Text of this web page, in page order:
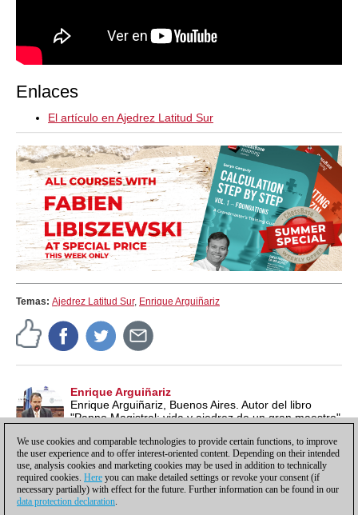
Enlaces
El artículo en Ajedrez Latitud Sur
Temas: Ajedrez Latitud Sur, Enrique Arguiñariz
Enrique Arguiñariz
Enrique Arguiñariz, Buenos Aires. Autor del libro
"Panno Magistral: vida y ajedrez de un gran maestro"
We use cookies and comparable technologies to provide certain functions, to improve
the user experience and to offer interest-oriented content. Depending on their intended
use, analysis cookies and marketing cookies may be used in addition to technically
required cookies. Here you can make detailed settings or revoke your consent (if
necessary partially) with effect for the future. Further information can be found in our
data protection declaration.